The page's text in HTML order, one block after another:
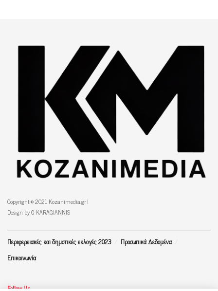
Copyright © 2021 Kozanimedia.gr |
Design by G KARAGIANNIS
Περιφερειακές και δημοτικές εκλογές 2023
Προσωπικά Δεδομένα
Επικοινωνία
Follow Us